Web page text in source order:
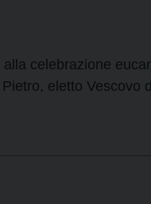
celebrazione
eletto Vescovo